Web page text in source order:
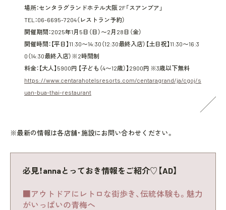
場所：センタラグランドホテル大阪 2F「スアンブア」
TEL：06-6695-7204（レストラン予約）
開催期間：2025年1月5日（日）〜2月28日（金）
開催時間：【平日】11:30〜14:30（12:30最終入店）【土日祝】11:30〜16:3
0（14:30最終入店）※2時間制
料金：【大人】5900円 【子ども（4〜12歳）】2900円 ※3歳以下無料
https://www.centarahotelsresorts.com/centaragrand/ja/cgoj/s
uan-bua-thai-restaurant
※最新の情報は各店舗・施設にお問い合わせください。
必見！annaとっておき情報をご紹介♡【AD】
■アウトドアにレトロな街歩き、伝統体験も。魅力
がいっぱいの青梅へ